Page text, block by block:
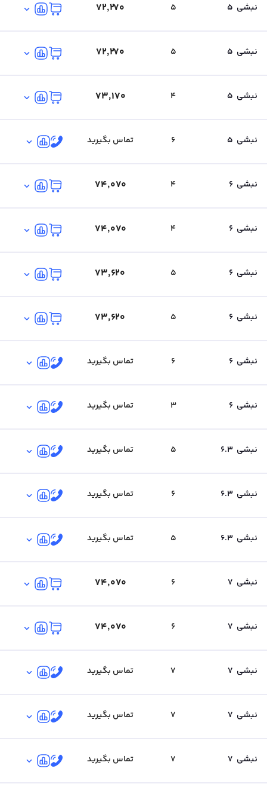
نبشی 5
5 ۷۲٬۲۷۰
نبشی 5
5 ۷۲٬۲۷۰
نبشی 5
4 ۷۳٬۱۷۰
نبشی 5
6 تماس بگیرید
نبشی 6
4 ۷۴٬۰۷۰
نبشی 6
4 ۷۴٬۰۷۰
نبشی 6
5 ۷۳٬۶۲۰
نبشی 6
5 ۷۳٬۶۲۰
نبشی 6
6 تماس بگیرید
نبشی 6
3 تماس بگیرید
نبشی 6.3
5 تماس بگیرید
نبشی 6.3
6 تماس بگیرید
نبشی 6.3
5 تماس بگیرید
نبشی 7
6 ۷۴٬۰۷۰
نبشی 7
6 ۷۴٬۰۷۰
نبشی 7
7 تماس بگیرید
نبشی 7
7 تماس بگیرید
نبشی 7
7 تماس بگیرید